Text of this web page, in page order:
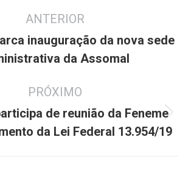
ANTERIOR
Post
anterior:
inauguração da nova sede
da Assomal
PRÓXIMO
Próximo
post:
de reunião da Feneme
da Lei Federal 13.954/19